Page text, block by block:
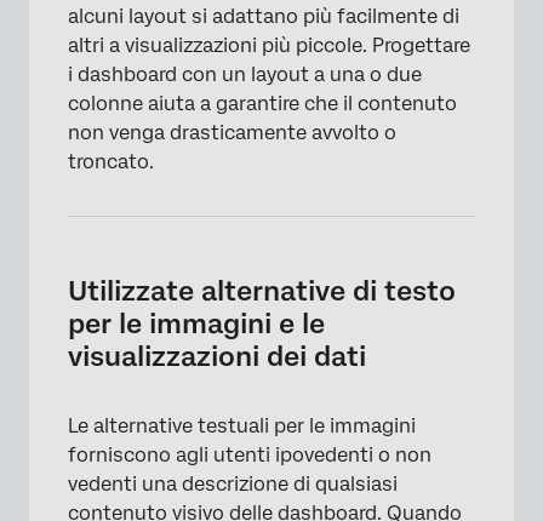
Modifica della descrizione di un widget di
visualizzazione
alcuni layout si adattano più facilmente di
altri a visualizzazioni più piccole. Progettare
i dashboard con un layout a una o due
colonne aiuta a garantire che il contenuto
non venga drasticamente avvolto o
troncato.
Utilizzate alternative di testo
per le immagini e le
visualizzazioni dei dati
Le alternative testuali per le immagini
forniscono agli utenti ipovedenti o non
vedenti una descrizione di qualsiasi
contenuto visivo delle dashboard. Quando